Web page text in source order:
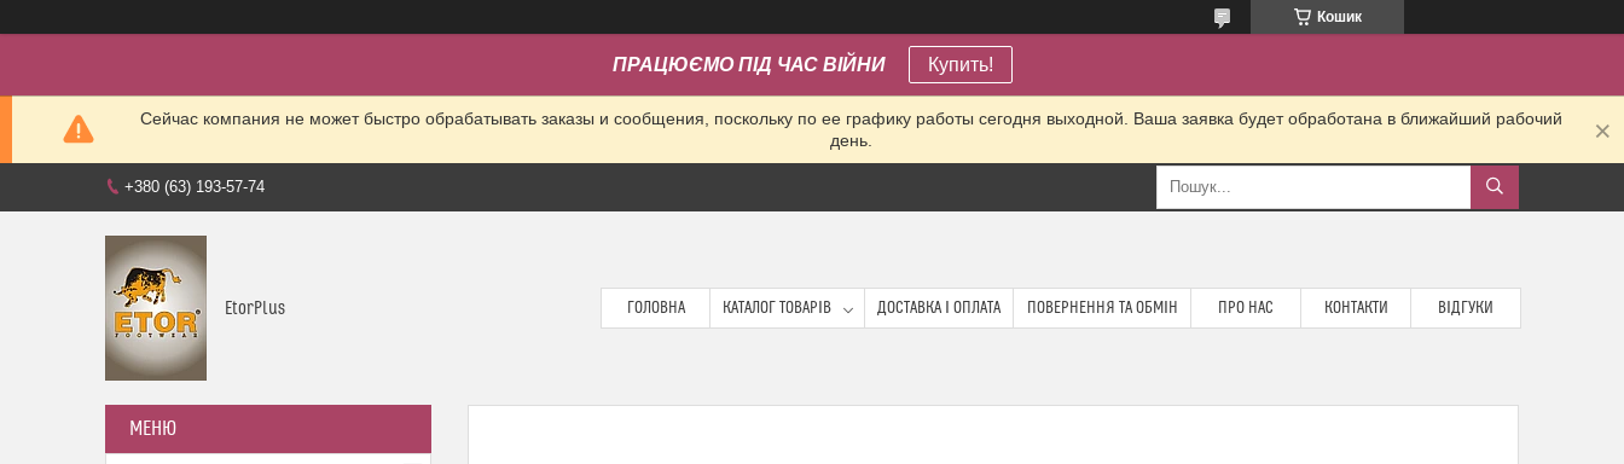
Кошик
ПРАЦЮЄМО ПІД ЧАС ВІЙНИ Купить!
Сейчас компания не может быстро обрабатывать заказы и сообщения, поскольку по ее графику работы сегодня выходной. Ваша заявка будет обработана в ближайший рабочий
день.
+380 (63) 193-57-74
EtorPlus ГОЛОВНА КАТАЛОГ ТОВАРІВ ДОСТАВКА І ОПЛАТА ПОВЕРНЕННЯ ТА ОБМІН ПРО НАС КОНТАКТИ ВІДГУКИ